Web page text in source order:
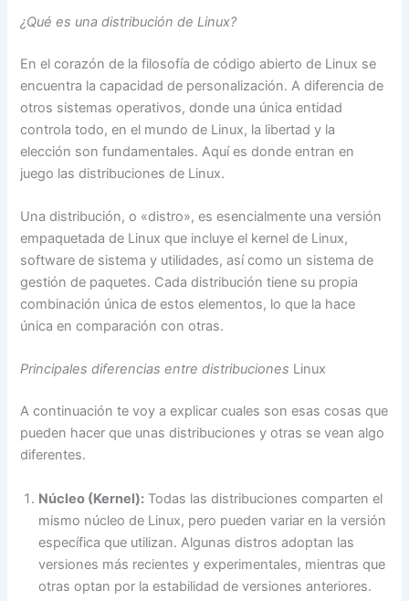
¿Qué es una distribución de Linux?
En el corazón de la filosofía de código abierto de Linux se
encuentra la capacidad de personalización. A diferencia de
otros sistemas operativos, donde una única entidad
controla todo, en el mundo de Linux, la libertad y la
elección son fundamentales. Aquí es donde entran en
juego las distribuciones de Linux.
Una distribución, o «distro», es esencialmente una versión
empaquetada de Linux que incluye el kernel de Linux,
software de sistema y utilidades, así como un sistema de
gestión de paquetes. Cada distribución tiene su propia
combinación única de estos elementos, lo que la hace
única en comparación con otras.
Principales diferencias entre distribuciones Linux
A continuación te voy a explicar cuales son esas cosas que
pueden hacer que unas distribuciones y otras se vean algo
diferentes.
Núcleo (Kernel): Todas las distribuciones comparten el
mismo núcleo de Linux, pero pueden variar en la versión
específica que utilizan. Algunas distros adoptan las
versiones más recientes y experimentales, mientras que
otras optan por la estabilidad de versiones anteriores.